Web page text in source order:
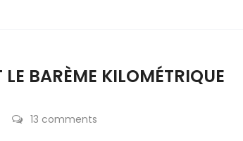
BARÈME KILOMÉTRIQUE
13 comments